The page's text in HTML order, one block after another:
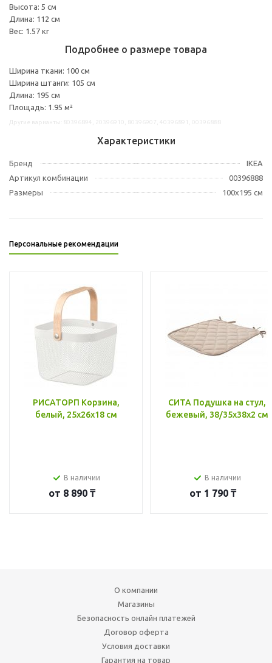
Высота: 5 см
Длина: 112 см
Вес: 1.57 кг
Подробнее о размере товара
Ширина ткани: 100 см
Ширина штанги: 105 см
Длина: 195 см
Площадь: 1.95 м²
Характеристики
Бренд
IKEA
Артикул комбинации
00396888
Размеры
100x195 см
Персональные рекомендации
РИСАТОРП Корзина,
белый, 25x26x18 см
В наличии
от 8 890 ₸
СИТА Подушка на стул,
бежевый, 38/35x38x2 см
В наличии
от 1 790 ₸
О компании
Магазины
Безопасность онлайн платежей
Договор оферта
Условия доставки
Гарантия на товар